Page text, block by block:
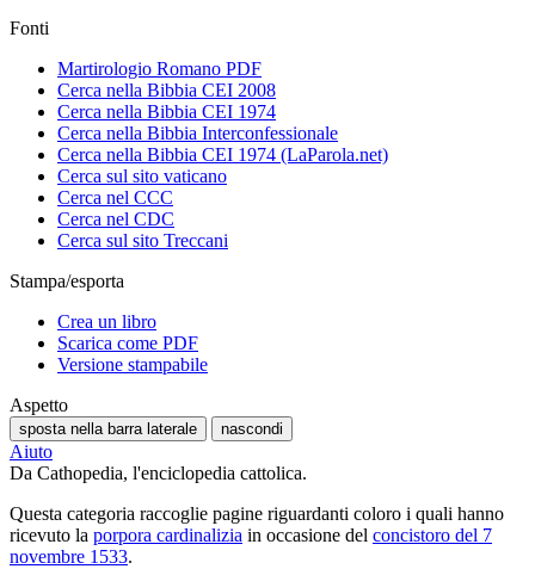
Fonti
Martirologio Romano PDF
Cerca nella Bibbia CEI 2008
Cerca nella Bibbia CEI 1974
Cerca nella Bibbia Interconfessionale
Cerca nella Bibbia CEI 1974 (LaParola.net)
Cerca sul sito vaticano
Cerca nel CCC
Cerca nel CDC
Cerca sul sito Treccani
Stampa/esporta
Crea un libro
Scarica come PDF
Versione stampabile
Aspetto
sposta nella barra laterale nascondi
Aiuto
Da Cathopedia, l'enciclopedia cattolica.
Questa categoria raccoglie pagine riguardanti coloro i quali hanno
ricevuto la porpora cardinalizia in occasione del concistoro del 7
novembre 1533.